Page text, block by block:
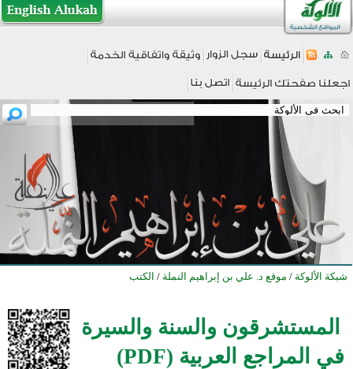
شبكة الألوكة / موقع د. علي بن إبراهيم النملة / الكتب
المستشرقون والسنة والسيرة
في المراجع العربية (PDF)